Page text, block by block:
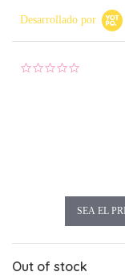
Desarrollado por
SEA EL
Out of stock